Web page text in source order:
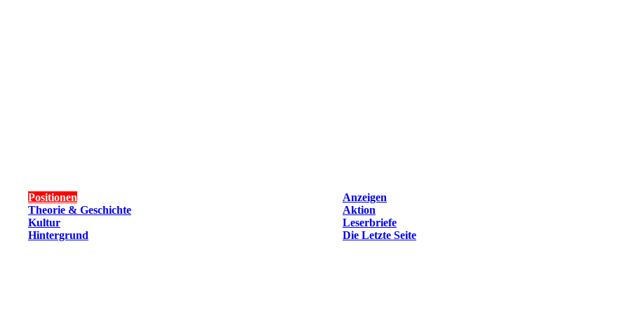
Positionen
Anzeigen
Theorie & Geschichte
Aktion
Kultur
Leserbriefe
Hintergrund Die Letzte Seite